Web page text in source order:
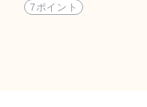
いな〜 作いのうえ
7ポイント